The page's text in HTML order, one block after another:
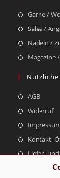
Garne /
Sales /
Nadeln /
Magazine
Nützliche
AGB
Widerruf
Impressum
Kontakt,
Liefer-